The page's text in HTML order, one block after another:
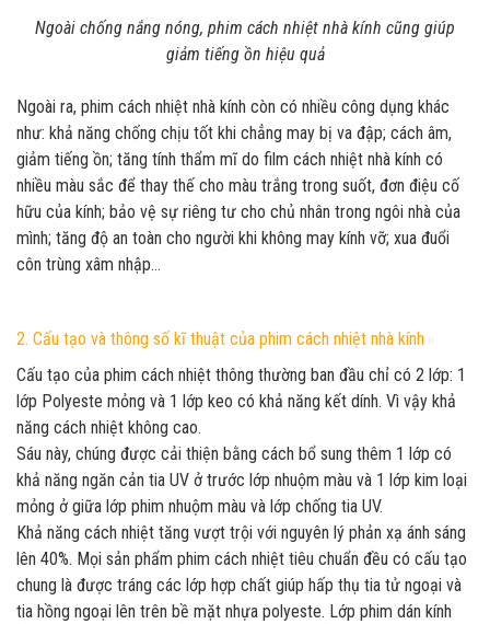
Ngoài chống nắng nóng, phim cách nhiệt nhà kính cũng giúp
giảm tiếng ồn hiệu quả
Ngoài ra, phim cách nhiệt nhà kính còn có nhiều công dụng khác
như: khả năng chống chịu tốt khi chẳng may bị va đập; cách âm,
giảm tiếng ồn; tăng tính thẩm mĩ do film cách nhiệt nhà kính có
nhiều màu sắc để thay thế cho màu trắng trong suốt, đơn điệu cố
hữu của kính; bảo vệ sự riêng tư cho chủ nhân trong ngôi nhà của
mình; tăng độ an toàn cho người khi không may kính vỡ; xua đuổi
côn trùng xâm nhập…
2. Cấu tạo và thông số kĩ thuật của phim cách nhiệt nhà kính
Cấu tạo của phim cách nhiệt thông thường ban đầu chỉ có 2 lớp: 1
lớp Polyeste mỏng và 1 lớp keo có khả năng kết dính. Vì vậy khả
năng cách nhiệt không cao.
Sáu này, chúng được cải thiện bằng cách bổ sung thêm 1 lớp có
khả năng ngăn cản tia UV ở trước lớp nhuộm màu và 1 lớp kim loại
mỏng ở giữa lớp phim nhuộm màu và lớp chống tia UV.
Khả năng cách nhiệt tăng vượt trội với nguyên lý phản xạ ánh sáng
lên 40%. Mọi sản phẩm phim cách nhiệt tiêu chuẩn đều có cấu tạo
chung là được tráng các lớp hợp chất giúp hấp thụ tia tử ngoại và
tia hồng ngoại lên trên bề mặt nhựa polyeste. Lớp phim dán kính